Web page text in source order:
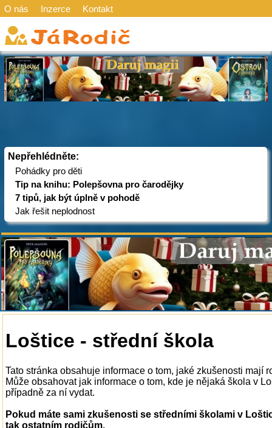
O nás Inzerce Kontakt
Nepřehlédněte:
Pohádky pro děti
Tip na knihu: Polepšovna pro čarodějky
7 tipů, jak být úplně v pohodě
Jak řešit neplodnost
Loštice - střední škola
Tato stránka obsahuje informace o tom, jaké zkušenosti mají
Může obsahovat jak informace o tom, kde je nějaká škola v
případně za ní vydat.
Pokud máte sami zkušenosti se středními školami v
tak ostatním rodičům.